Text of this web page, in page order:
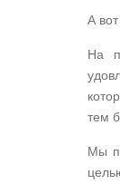
А вот
На
тем
Мы